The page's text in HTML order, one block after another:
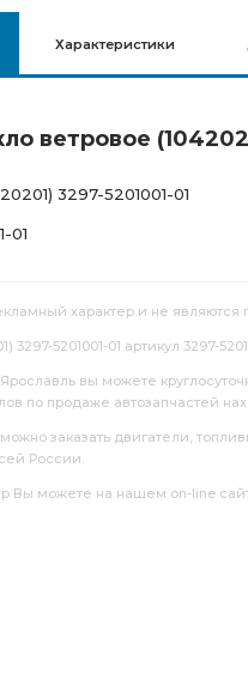
Характеристики
ветровое
3297-5201001-01
01
характер и не являются
3297-5201001-01 артикул 3297-
вы можете
по продаже автозапчастей
можно заказать двигатели,
России.
Вы можете на нашем on-line